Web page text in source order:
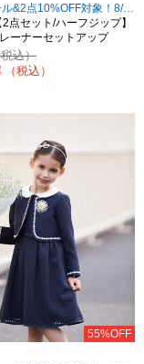
[タイムセール&2点10%OFF対象！8/17 8:59まで]
点セット/ハーフジップ】
ーナーセットアップ
込）
（税込）
55%OFF